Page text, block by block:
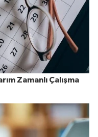
Zamanlı Çalışma